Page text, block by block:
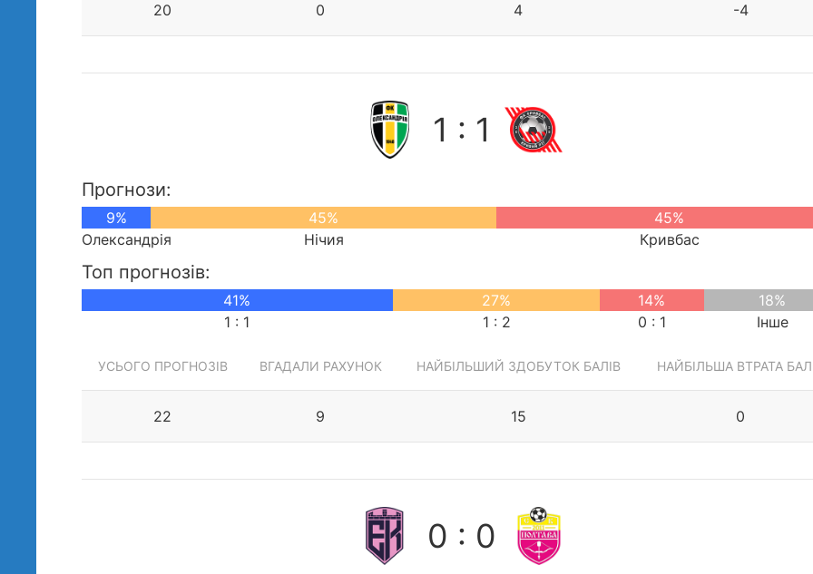
20 0 4 -4
1 : 1
Прогнози:
9% 45%
45%
Олександрія
Нічия Кривбас
Топ прогнозів:
41% 27% 14%
18%
1 : 1
1 : 2 0 : 1 Інше
УСЬОГО ПРОГНОЗІВ ВГАДАЛИ РАХУНОК НАЙБІЛЬШИЙ ЗДОБУТОК БАЛІВ НАЙБІЛЬША ВТРАТА
22 9 15 0
0 : 0